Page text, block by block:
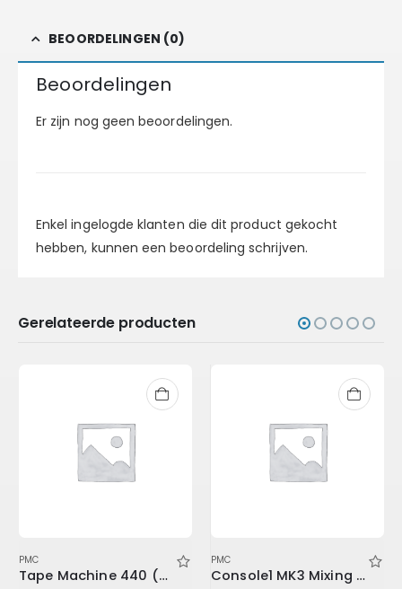
BEOORDELINGEN (0)
Beoordelingen
Er zijn nog geen beoordelingen.
Enkel ingelogde klanten die dit product gekocht
hebben, kunnen een beoordeling schrijven.
Gerelateerde producten
PMC
Tape Machine 440 (Download)
PMC
Console1 MK3 Mixing System Stand